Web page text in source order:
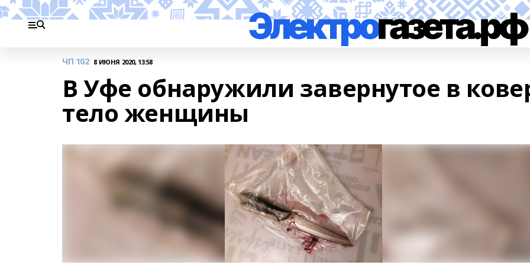
ЧП 102 8 ИЮНЯ 2020, 13:58
В Уфе обнаружили завернутое в
тело женщины